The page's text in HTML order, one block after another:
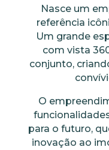
Nasce um
referência
Um grande
com vista
conjunto,
O
para o futuro,
inovação ao